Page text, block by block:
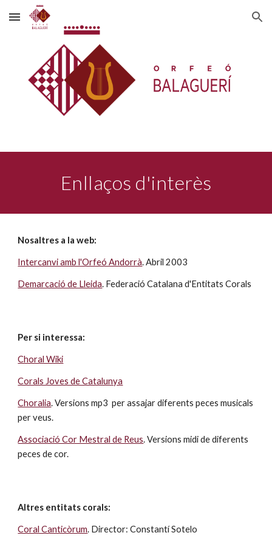
Skip to main content Skip to navigation
Enllaços d'interès
Nosaltres a la web:
Intercanvi amb l'Orfeó Andorrà. Abril 2003
Demarcació de Lleida. Federació Catalana d'Entitats Corals
Per si interessa:
Choral Wiki
Corals Joves de Catalunya
Choralia. Versions mp3  per assajar diferents peces musicals
per veus.
Associació Cor Mestral de Reus. Versions midi de diferents
peces de cor.
Altres entitats corals:
Coral Canticòrum. Director: Constantí Sotelo